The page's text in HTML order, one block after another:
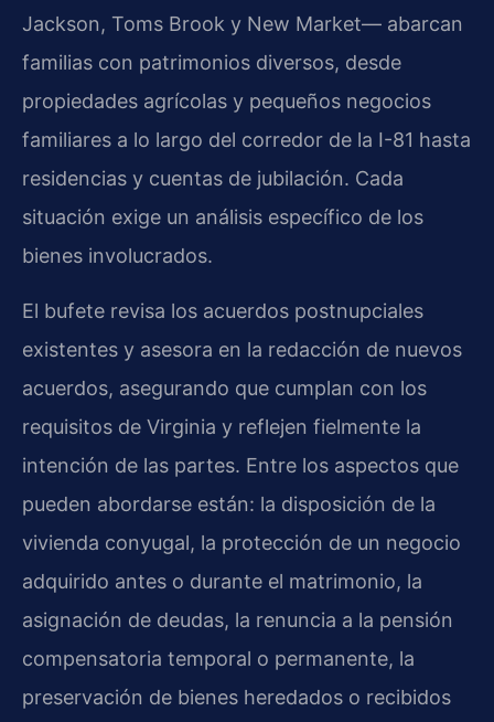
Jackson, Toms Brook y New Market— abarcan
familias con patrimonios diversos, desde
propiedades agrícolas y pequeños negocios
familiares a lo largo del corredor de la I-81 hasta
residencias y cuentas de jubilación. Cada
situación exige un análisis específico de los
bienes involucrados.
El bufete revisa los acuerdos postnupciales
existentes y asesora en la redacción de nuevos
acuerdos, asegurando que cumplan con los
requisitos de Virginia y reflejen fielmente la
intención de las partes. Entre los aspectos que
pueden abordarse están: la disposición de la
vivienda conyugal, la protección de un negocio
adquirido antes o durante el matrimonio, la
asignación de deudas, la renuncia a la pensión
compensatoria temporal o permanente, la
preservación de bienes heredados o recibidos